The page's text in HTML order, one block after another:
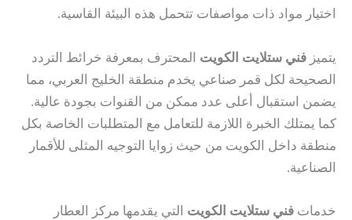
اختيار مواد ذات مواصفات تتحمل هذه البيئة القاسية.
يتميز فني ستلايت الكويت المحترف بمعرفة خرائط التردد
الصحيحة لكل قمر صناعي يخدم منطقة الخليج العربي، مما
يضمن استقبال أعلى عدد ممكن من القنوات بجودة عالية.
كما يمتلك الخبرة اللازمة للتعامل مع المتطلبات الخاصة بكل
منطقة داخل الكويت من حيث زوايا التوجيه المثلى للأقمار
الصناعية.
خدمات فني ستلايت الكويت التي يقدمها مركز العطار